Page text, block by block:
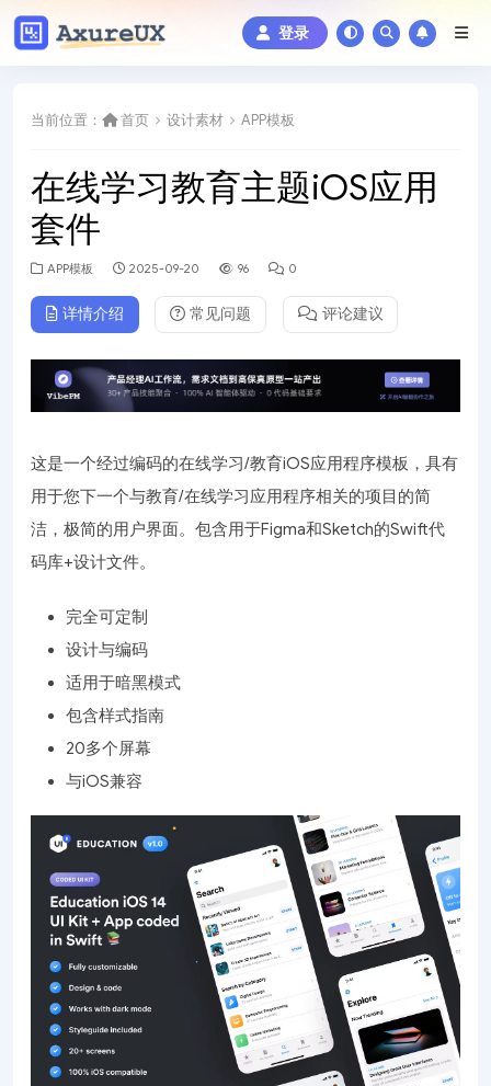
登录
当前位置： 首页 设计素材 APP模板
在线学习教育主题iOS应用
套件
APP模板 2025-09-20 96 0
详情介绍 常见问题 评论建议
这是一个经过编码的在线学习/教育iOS应用程序模板，具有
用于您下一个与教育/在线学习应用程序相关的项目的简
洁，极简的用户界面。包含用于Figma和Sketch的Swift代
码库+设计文件。
完全可定制
设计与编码
适用于暗黑模式
包含样式指南
20多个屏幕
与iOS兼容